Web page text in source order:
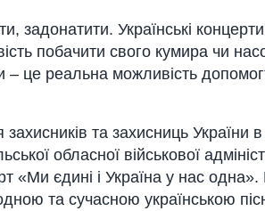
задонатити. Українські
побачити свого кумира чи
– це реальна можливість
та захисниць України
обласної військової
«Ми єдині і Україна у нас
та сучасною українською